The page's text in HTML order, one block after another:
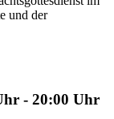
- 20:00 Uhr